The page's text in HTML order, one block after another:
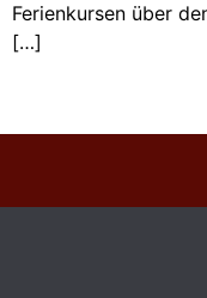
Ferienkursen über
[…]